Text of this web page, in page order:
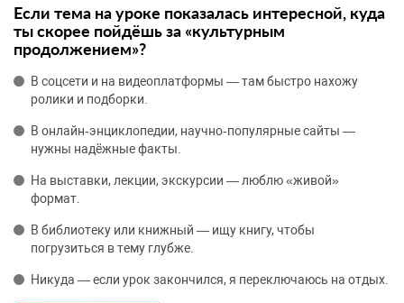
Если тема на уроке показалась интересной, куда
ты скорее пойдёшь за «культурным
продолжением»?
В соцсети и на видеоплатформы — там быстро нахожу
ролики и подборки.
В онлайн‑энциклопедии, научно‑популярные сайты —
нужны надёжные факты.
На выставки, лекции, экскурсии — люблю «живой»
формат.
В библиотеку или книжный — ищу книгу, чтобы
погрузиться в тему глубже.
Никуда — если урок закончился, я переключаюсь на отдых.